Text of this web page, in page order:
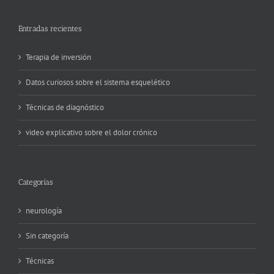
Entradas recientes
Terapia de inversión
Datos curiosos sobre el sistema esquelético
Técnicas de diagnóstico
video explicativo sobre el dolor crónico
Categorías
neurología
Sin categoría
Técnicas